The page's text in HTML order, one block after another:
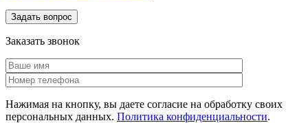
Заказать звонок
Нажимая на кнопку, вы даете согласие на обработку своих
персональных данных. Политика конфиденциальности.